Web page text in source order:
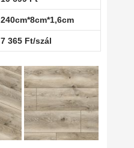
240cm*8cm*1,6cm
7 365 Ft/szál